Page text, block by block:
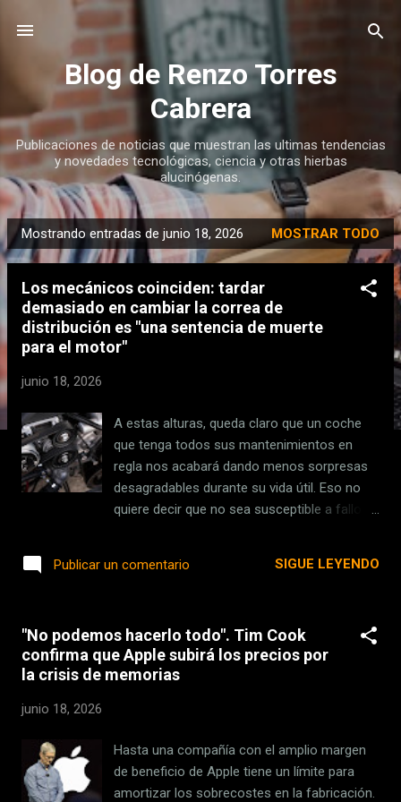
Ir al contenido principal
Blog de Renzo Torres
Cabrera
Publicaciones de noticias que muestran las ultimas tendencias
y novedades tecnológicas, ciencia y otras hierbas
alucinógenas.
E
n
Mostrando entradas de junio 18, 2026 MOSTRAR TODO
Los mecánicos coinciden: tardar
demasiado en cambiar la correa de
distribución es "una sentencia de muerte
para el motor"
junio 18, 2026
A estas alturas, queda claro que un coche
que tenga todos sus mantenimientos en
regla nos acabará dando menos sorpresas
desagradables durante su vida útil. Eso no
quiere decir que no sea susceptible a fallos,
aspecto hay ciertos elementos críticos de
distribución, que quizás es una de las piezas
que más se ignora o se pospone en el
mantenimiento del coche, y que puede
hace exactamente. La correa de distribución
es una banda de caucho dentada que
sincroniza el movimiento del cigüeñal y el
Publicar un comentario SIGUE LEYENDO
"No podemos hacerlo todo". Tim Cook
confirma que Apple subirá los precios por
la crisis de memorias
junio 18, 2026
Hasta una compañía con el amplio margen
de beneficio de Apple tiene un límite para
amortizar los sobrecostes en la fabricación.